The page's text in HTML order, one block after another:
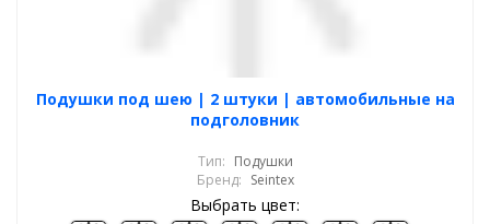
Подушки под шею | 2 штуки | автомобильные на
подголовник
Тип: Подушки
Бренд: Seintex
Выбрать цвет: